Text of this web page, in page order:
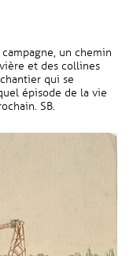
un chemin
et des collines
qui se
épisode de la vie
SB.